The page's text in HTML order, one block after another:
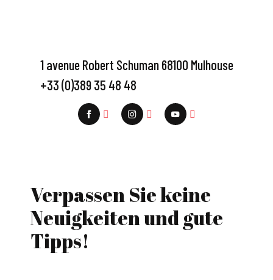
1 avenue Robert Schuman 68100 Mulhouse
+33 (0)389 35 48 48
Verpassen Sie keine
Neuigkeiten und gute
Tipps!